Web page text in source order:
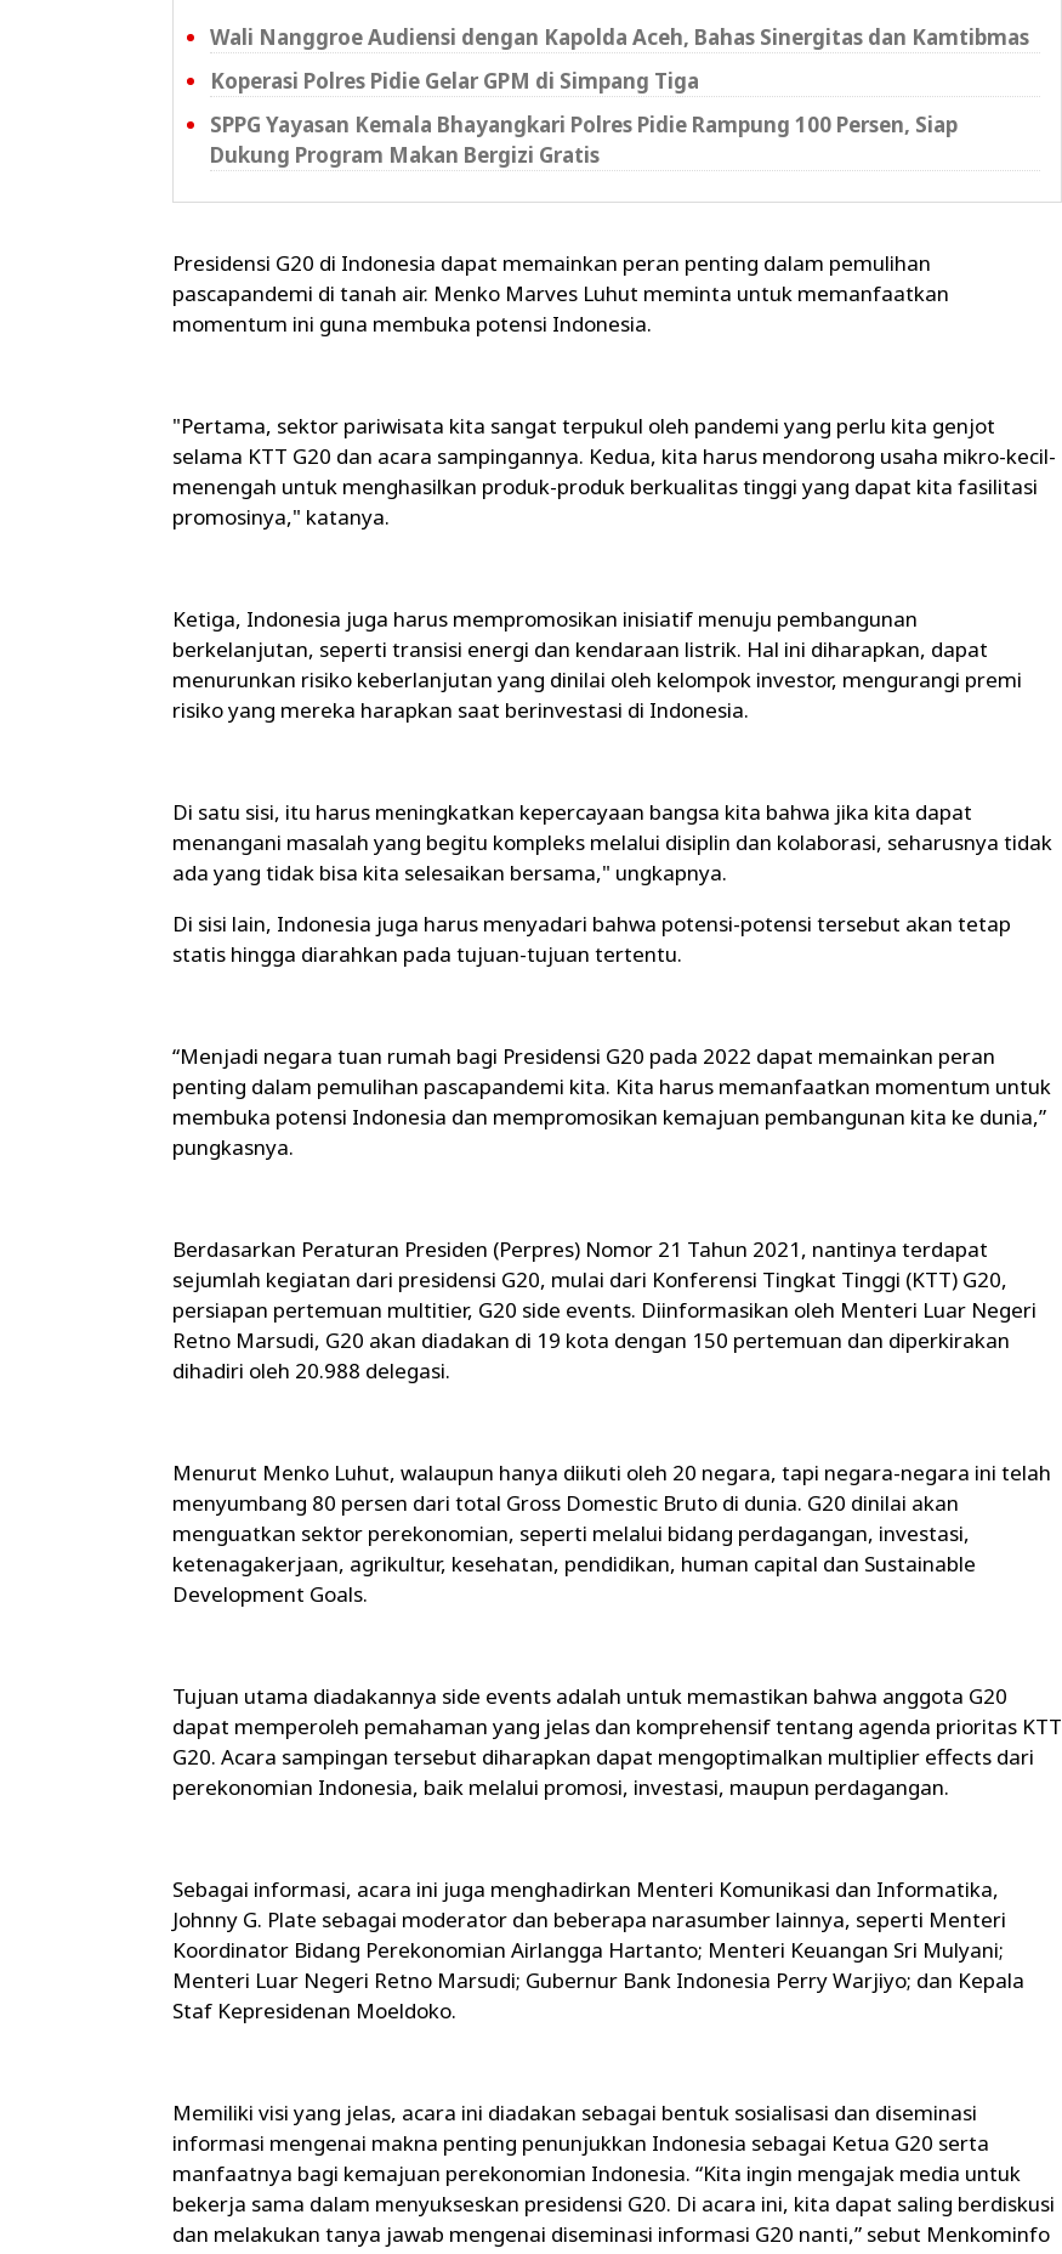
Wali Nanggroe Audiensi dengan Kapolda Aceh, Bahas Sinergitas dan Kamtibmas
Koperasi Polres Pidie Gelar GPM di Simpang Tiga
SPPG Yayasan Kemala Bhayangkari Polres Pidie Rampung 100 Persen, Siap
Dukung Program Makan Bergizi Gratis
Presidensi G20 di Indonesia dapat memainkan peran penting dalam pemulihan
pascapandemi di tanah air. Menko Marves Luhut meminta untuk memanfaatkan
momentum ini guna membuka potensi Indonesia.
"Pertama, sektor pariwisata kita sangat terpukul oleh pandemi yang perlu kita genjot
selama KTT G20 dan acara sampingannya. Kedua, kita harus mendorong usaha mikro-kecil-
menengah untuk menghasilkan produk-produk berkualitas tinggi yang dapat kita fasilitasi
promosinya," katanya.
Ketiga, Indonesia juga harus mempromosikan inisiatif menuju pembangunan
berkelanjutan, seperti transisi energi dan kendaraan listrik. Hal ini diharapkan, dapat
menurunkan risiko keberlanjutan yang dinilai oleh kelompok investor, mengurangi premi
risiko yang mereka harapkan saat berinvestasi di Indonesia.
Di satu sisi, itu harus meningkatkan kepercayaan bangsa kita bahwa jika kita dapat
menangani masalah yang begitu kompleks melalui disiplin dan kolaborasi, seharusnya tidak
ada yang tidak bisa kita selesaikan bersama," ungkapnya.
Di sisi lain, Indonesia juga harus menyadari bahwa potensi-potensi tersebut akan tetap
statis hingga diarahkan pada tujuan-tujuan tertentu.
“Menjadi negara tuan rumah bagi Presidensi G20 pada 2022 dapat memainkan peran
penting dalam pemulihan pascapandemi kita. Kita harus memanfaatkan momentum untuk
membuka potensi Indonesia dan mempromosikan kemajuan pembangunan kita ke dunia,”
pungkasnya.
Berdasarkan Peraturan Presiden (Perpres) Nomor 21 Tahun 2021, nantinya terdapat
sejumlah kegiatan dari presidensi G20, mulai dari Konferensi Tingkat Tinggi (KTT) G20,
persiapan pertemuan multitier, G20 side events. Diinformasikan oleh Menteri Luar Negeri
Retno Marsudi, G20 akan diadakan di 19 kota dengan 150 pertemuan dan diperkirakan
dihadiri oleh 20.988 delegasi.
Menurut Menko Luhut, walaupun hanya diikuti oleh 20 negara, tapi negara-negara ini telah
menyumbang 80 persen dari total Gross Domestic Bruto di dunia. G20 dinilai akan
menguatkan sektor perekonomian, seperti melalui bidang perdagangan, investasi,
ketenagakerjaan, agrikultur, kesehatan, pendidikan, human capital dan Sustainable
Development Goals.
Tujuan utama diadakannya side events adalah untuk memastikan bahwa anggota G20
dapat memperoleh pemahaman yang jelas dan komprehensif tentang agenda prioritas KTT
G20. Acara sampingan tersebut diharapkan dapat mengoptimalkan multiplier effects dari
perekonomian Indonesia, baik melalui promosi, investasi, maupun perdagangan.
Sebagai informasi, acara ini juga menghadirkan Menteri Komunikasi dan Informatika,
Johnny G. Plate sebagai moderator dan beberapa narasumber lainnya, seperti Menteri
Koordinator Bidang Perekonomian Airlangga Hartanto; Menteri Keuangan Sri Mulyani;
Menteri Luar Negeri Retno Marsudi; Gubernur Bank Indonesia Perry Warjiyo; dan Kepala
Staf Kepresidenan Moeldoko.
Memiliki visi yang jelas, acara ini diadakan sebagai bentuk sosialisasi dan diseminasi
informasi mengenai makna penting penunjukkan Indonesia sebagai Ketua G20 serta
manfaatnya bagi kemajuan perekonomian Indonesia. “Kita ingin mengajak media untuk
bekerja sama dalam menyukseskan presidensi G20. Di acara ini, kita dapat saling berdiskusi
dan melakukan tanya jawab mengenai diseminasi informasi G20 nanti,” sebut Menkominfo